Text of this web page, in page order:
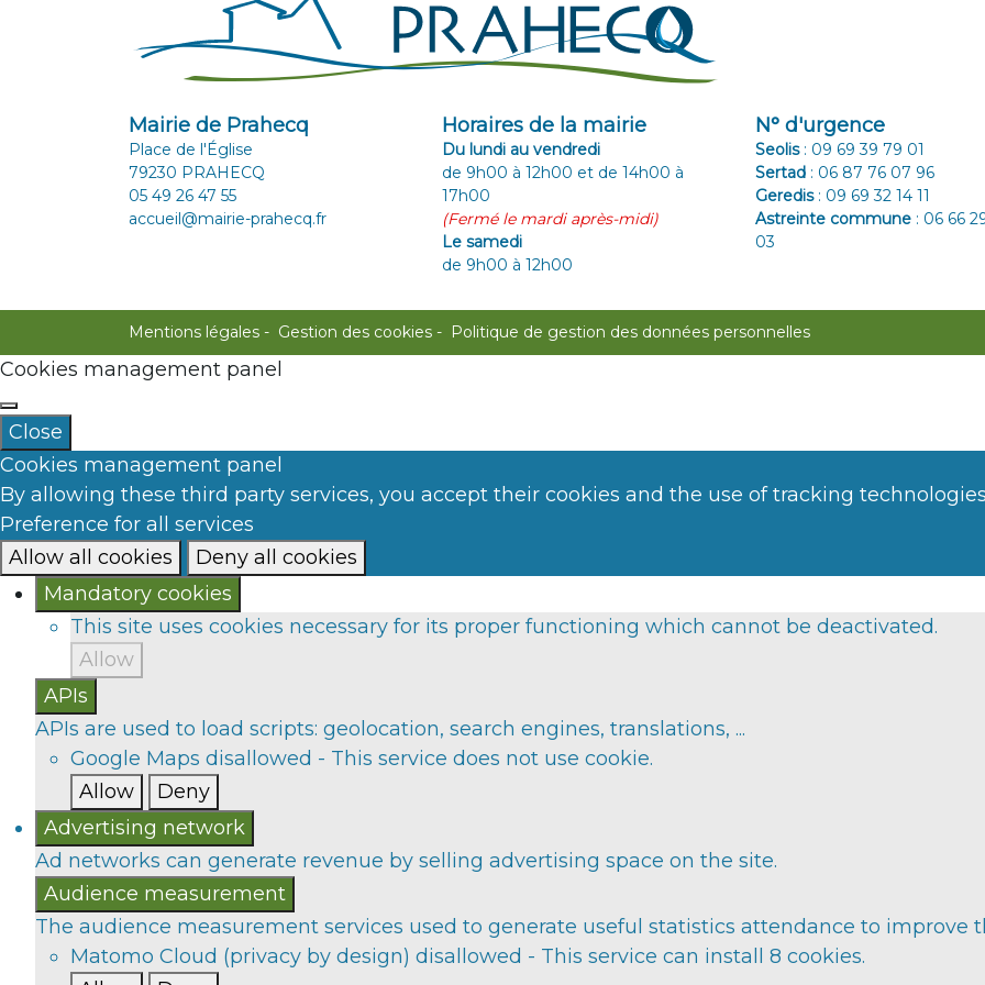
Mairie de Prahecq
Place de l'Église
79230 PRAHECQ
05 49 26 47 55
accueil@mairie-prahecq.fr
Horaires de la mairie
Du lundi au vendredi
de 9h00 à 12h00 et de 14h00 à
17h00
(Fermé le mardi après-midi)
Le samedi
de 9h00 à 12h00
N° d'urgence
Seolis: 09 69 39 79 01
Sertad : 06 87 76 07 96
Geredis: 09 69 32 14 11
Astreinte commune : 06 66
03
Mentions légales Gestion des cookies Politique de gestion des données personnelles
Cookies management panel
Close
Cookies management panel
By allowing these third party services, you accept their cookies and the use of tracking
Preference for all services
Allow all cookies
Deny all cookies
Mandatory cookies
This site uses cookies necessary for its proper functioning which cannot be deactivated.
Allow
APIs
APIs are used to load scripts: geolocation, search engines, translations, ...
Google Maps disallowed - This service does not use cookie.
Allow
Deny
Advertising network
Ad networks can generate revenue by selling advertising space on the site.
Audience measurement
The audience measurement services used to generate useful statistics attendance to improve
Matomo Cloud (privacy by design) disallowed - This service can install 8 cookies.